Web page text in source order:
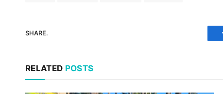
SHARE.
RELATED POSTS